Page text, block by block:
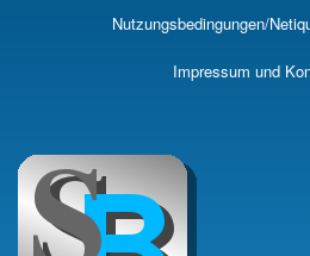
Skip
main
Nutzungsbedingungen/
Impressum und